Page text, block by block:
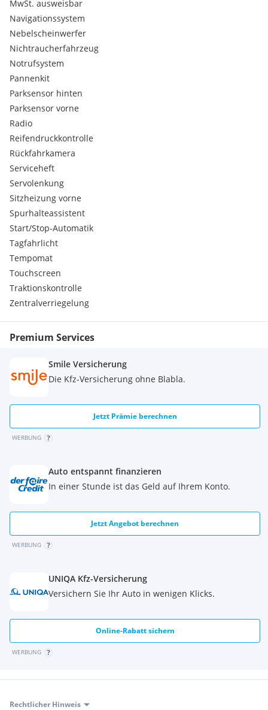
MwSt. ausweisbar
Navigationssystem
Nebelscheinwerfer
Nichtraucherfahrzeug
Notrufsystem
Pannenkit
Parksensor hinten
Parksensor vorne
Radio
Reifendruckkontrolle
Rückfahrkamera
Serviceheft
Servolenkung
Sitzheizung vorne
Spurhalteassistent
Start/Stop-Automatik
Tagfahrlicht
Tempomat
Touchscreen
Traktionskontrolle
Zentralverriegelung
Premium Services
Smile Versicherung
Die Kfz-Versicherung ohne Blabla.
Jetzt Prämie berechnen
WERBUNG
Auto entspannt finanzieren
In einer Stunde ist das Geld auf Ihrem Konto.
Jetzt Angebot berechnen
WERBUNG
UNIQA Kfz-Versicherung
Versichern Sie Ihr Auto in wenigen Klicks.
Online-Rabatt sichern
WERBUNG
Rechtlicher Hinweis